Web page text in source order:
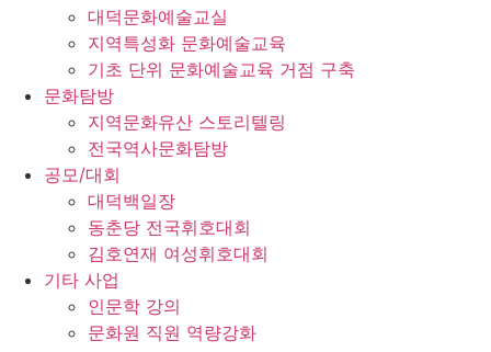
대덕문화예술교실
지역특성화 문화예술교육
기초 단위 문화예술교육 거점 구축
문화탐방
지역문화유산 스토리텔링
전국역사문화탐방
공모/대회
대덕백일장
동춘당 전국휘호대회
김호연재 여성휘호대회
기타 사업
인문학 강의
문화원 직원 역량강화